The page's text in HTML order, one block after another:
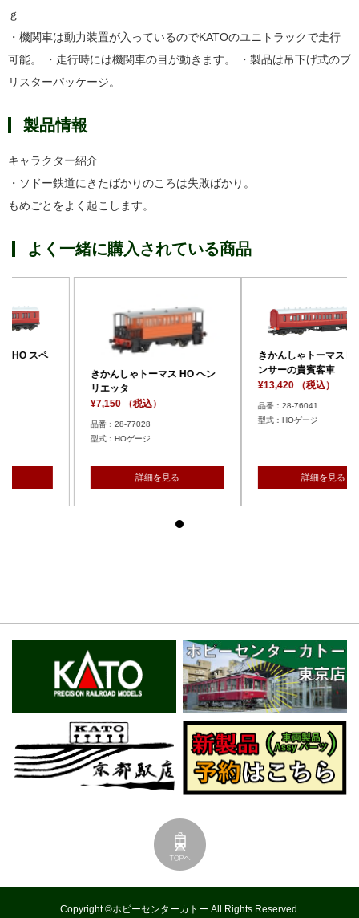
ｇ
・機関車は動力装置が入っているのでKATOのユニトラックで走行
可能。 ・走行時には機関車の目が動きます。 ・製品は吊下げ式のブ
リスターパッケージ。
製品情報
キャラクター紹介
・ソドー鉄道にきたばかりのころは失敗ばかり。
もめごとをよく起こします。
よく一緒に購入されている商品
きかんしゃトーマス HO スペ
ンサーの貴賓客車
¥13,420 （税込）
品番：28-76041
型式：HOゲージ
詳細を見る
きかんしゃト
リエッタ
¥7,150 （税込
品番：28-77028
詳細
Copyright ©ホビーセンターカトー All Rights Reserved.